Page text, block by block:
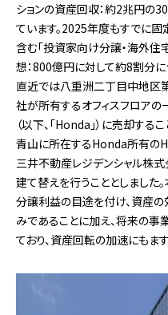
ションの資産回収：約2兆円の
ています。2025年度もすでに
含む「投資家向け分譲・海外住
想：800億円に対して約8割分に
直近では八重洲二丁目中地区
社が所有するオフィスフロア
（以下、「Honda」）に売却す
青山に所在するHonda所有の
三井不動産レジデンシャル株
建て替えを行うこととしました
分譲利益の目途を付け、資産
みであることに加え、将来の事
ており、資産回転の加速にもま